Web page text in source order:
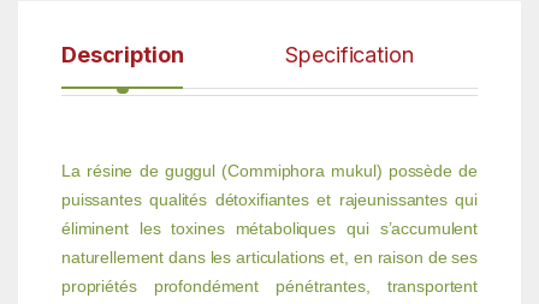
Description Specification
La résine de guggul (Commiphora mukul) possède de
puissantes qualités détoxifiantes et rajeunissantes qui
éliminent les toxines métaboliques qui s’accumulent
naturellement dans les articulations et, en raison de ses
propriétés profondément pénétrantes, transportent